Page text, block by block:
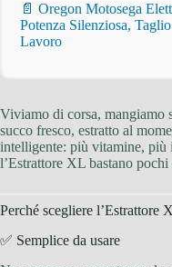
📄 Oregon Motosega
Potenza Silenziosa,
Lavoro
Viviamo di corsa, mangiamo
succo fresco, estratto al
intelligente: più vitamine, più
l’Estrattore XL bastano pochi
Perché scegliere l’Estrattore
✅ Semplice da usare